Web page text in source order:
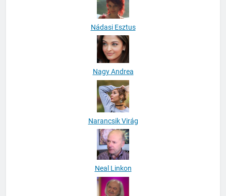
Nádasi Esztus
Nagy Andrea
Narancsik Virág
Neal Linkon